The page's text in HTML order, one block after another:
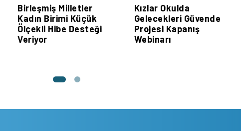
Birleşmiş Milletler
Kadın Birimi Küçük
Ölçekli Hibe Desteği
Veriyor
Kızlar Okulda
Gelecekleri Güvende
Projesi Kapanış
Webinarı